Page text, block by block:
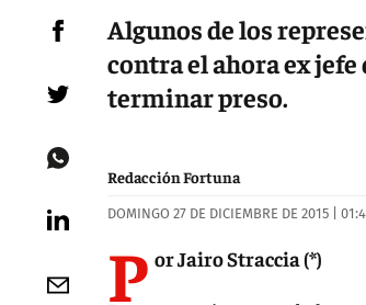
Algunos de los
contra el ahora ex jefe
terminar preso.
Redacción Fortuna
DOMINGO 27 DE DICIEMBRE DE 2015 |
P or Jairo Straccia (*)